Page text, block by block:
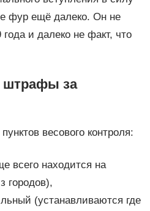
фур ещё далеко. Он не
и далеко не факт, что
штрафы за
весового контроля:
всего находится на
городов),
(устанавливаются где